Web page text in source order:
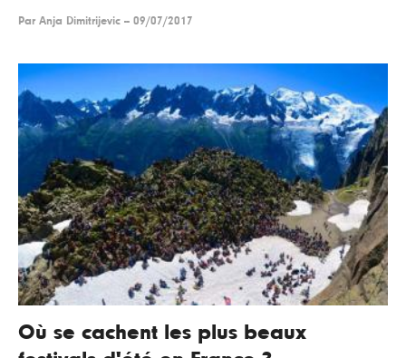
Par Anja Dimitrijevic -- 09/07/2017
Où se cachent les plus beaux